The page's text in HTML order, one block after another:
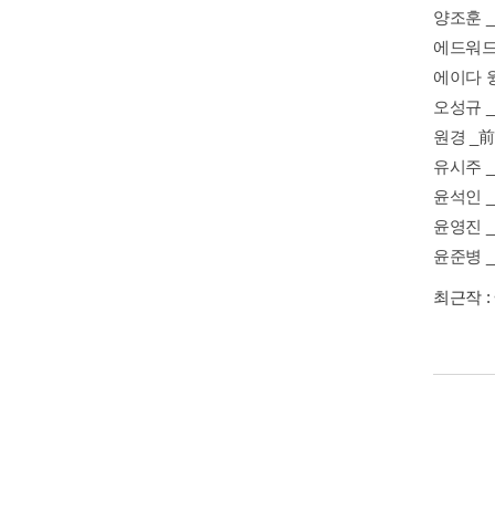
양조훈
에드워
에이다
오성규
원경 _
유시주
윤석인
윤영진
윤준병
최근작 :